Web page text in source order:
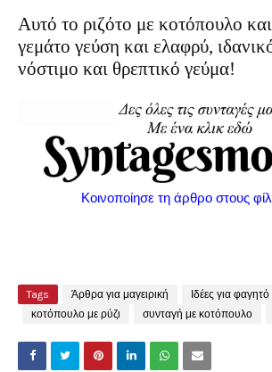
Αυτό το ριζότο με κοτόπουλο και
γεμάτο γεύση και ελαφρύ,
νόστιμο και θρεπτικό γεύμα!
Κοινοποίησε τη άρθρο στους
Tags Άρθρα για μαγειρική
Ιδέες για φαγητό
κοτόπουλο με ρύζι
συνταγή με κοτόπουλο